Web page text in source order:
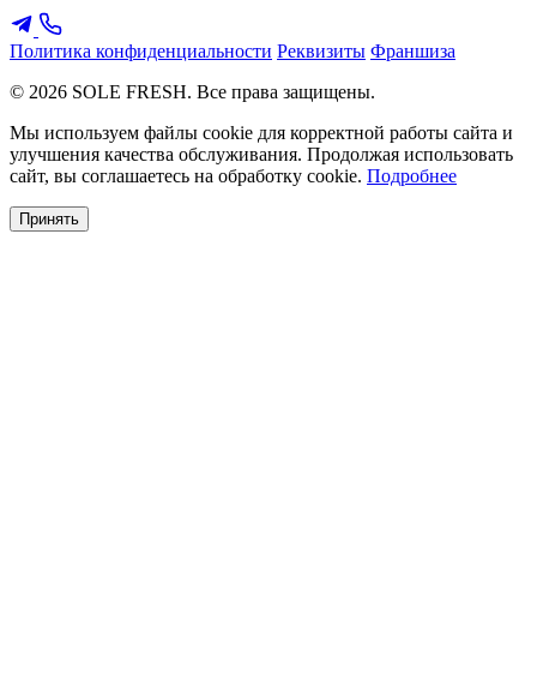
Политика конфиденциальности Реквизиты Франшиза
© 2026 SOLE FRESH. Все права защищены.
Мы используем файлы cookie для корректной работы сайта и
улучшения качества обслуживания. Продолжая использовать
сайт, вы соглашаетесь на обработку cookie. Подробнее
Принять